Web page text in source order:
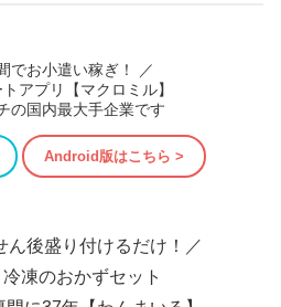
でお小遣い稼ぎ！ ／
アプリ【マクロミル】
の国内最大手企業です
Android版はこちら >
ん後盛り付けるだけ！／
凍のおかずセット